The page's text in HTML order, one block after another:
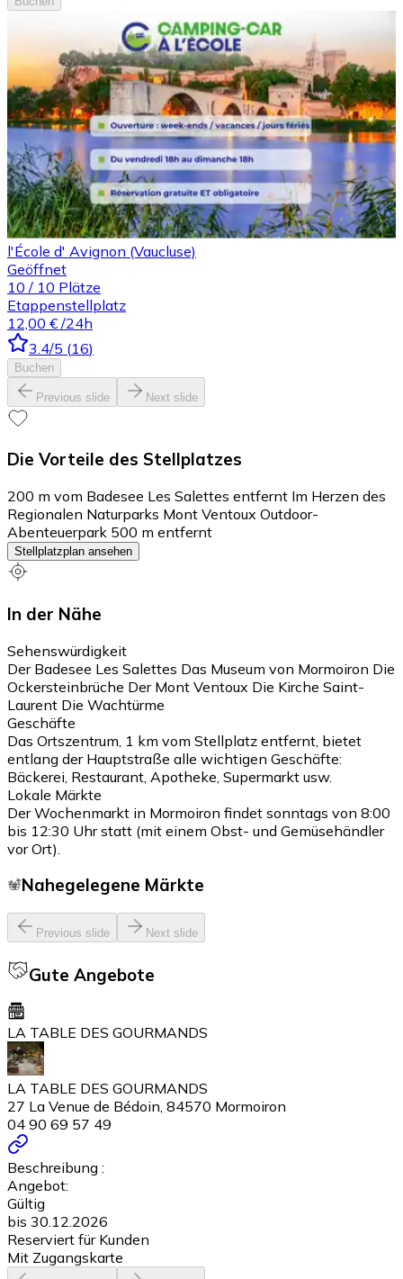
l'École d' Avignon (Vaucluse)
Geöffnet
10 / 10 Plätze
Etappenstellplatz
12,00 € /24h
3.4/5 (16)
Buchen
Previous slide Next slide
Die Vorteile des Stellplatzes
200 m vom Badesee Les Salettes entfernt Im Herzen des
Regionalen Naturparks Mont Ventoux Outdoor-
Abenteuerpark 500 m entfernt
Stellplatzplan ansehen
In der Nähe
Sehenswürdigkeit
Der Badesee Les Salettes Das Museum von Mormoiron Die
Ockersteinbrüche Der Mont Ventoux Die Kirche Saint-
Laurent Die Wachtürme
Geschäfte
Das Ortszentrum, 1 km vom Stellplatz entfernt, bietet
entlang der Hauptstraße alle wichtigen Geschäfte:
Bäckerei, Restaurant, Apotheke, Supermarkt usw.
Lokale Märkte
Der Wochenmarkt in Mormoiron findet sonntags von 8:00
bis 12:30 Uhr statt (mit einem Obst- und Gemüsehändler
vor Ort).
Nahegelegene Märkte
Previous slide Next slide
Gute Angebote
LA TABLE DES GOURMANDS
LA TABLE DES GOURMANDS
27 La Venue de Bédoin, 84570 Mormoiron
04 90 69 57 49
Beschreibung :
Angebot:
Gültig
bis 30.12.2026
Reserviert für Kunden
Mit Zugangskarte